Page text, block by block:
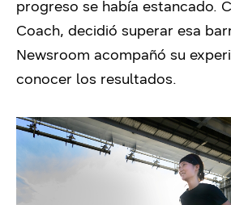
progreso se había estancado.
Coach, decidió superar esa
Newsroom acompañó su
conocer los resultados.